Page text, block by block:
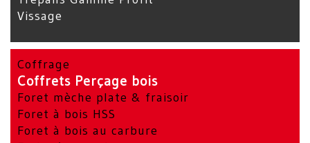
Vissage
Coffrage
Coffrets Perçage bois
Foret mèche plate & fraisoir
Foret à bois HSS
Foret à bois au carbure